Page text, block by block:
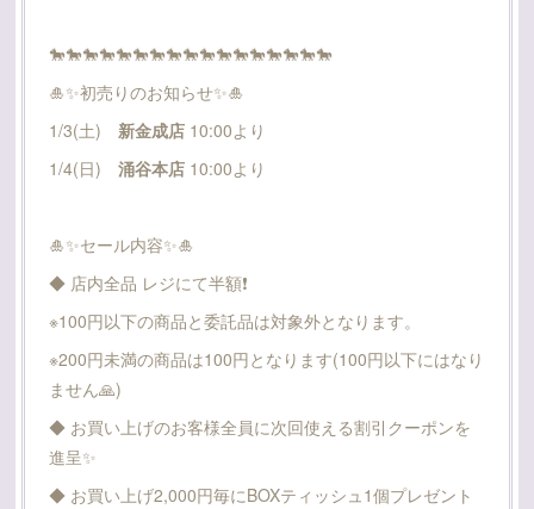
🐎🐎🐎🐎🐎🐎🐎🐎🐎🐎🐎🐎🐎🐎🐎🐎🐎
🎍✨️初売りのお知らせ✨️🎍
1/3(土) 新金成店10:00より
1/4(日) 涌谷本店10:00より
🎍✨️セール内容✨️🎍
◆ 店内全品 レジにて半額❗️
※100円以下の商品と委託品は対象外となります。
※200円未満の商品は100円となります(100円以下にはなり
ません🙏)
◆ お買い上げのお客様全員に次回使える割引クーポンを
進呈✨
◆ お買い上げ2,000円毎にBOXティッシュ1個プレゼント